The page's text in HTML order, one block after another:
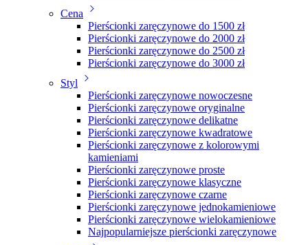
Cena
Pierścionki zaręczynowe do 1500 zł
Pierścionki zaręczynowe do 2000 zł
Pierścionki zaręczynowe do 2500 zł
Pierścionki zaręczynowe do 3000 zł
Styl
Pierścionki zaręczynowe nowoczesne
Pierścionki zaręczynowe oryginalne
Pierścionki zaręczynowe delikatne
Pierścionki zaręczynowe kwadratowe
Pierścionki zaręczynowe z kolorowymi
kamieniami
Pierścionki zaręczynowe proste
Pierścionki zaręczynowe klasyczne
Pierścionki zaręczynowe czarne
Pierścionki zaręczynowe jednokamieniowe
Pierścionki zaręczynowe wielokamieniowe
Najpopularniejsze pierścionki zaręczynowe